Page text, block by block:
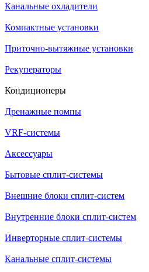
Канальные охладители
Компактные установки
Приточно-вытяжные установки
Рекуператоры
Кондиционеры
Дренажные помпы
VRF-системы
Аксессуары
Бытовые сплит-системы
Внешние блоки сплит-систем
Внутренние блоки сплит-систем
Инверторные сплит-системы
Канальные сплит-системы